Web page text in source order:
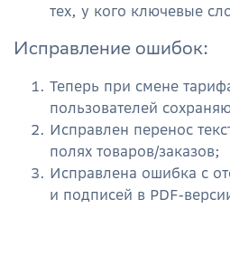
тех, у кого ключевые
Исправление ошибок:
Теперь при смене
пользователей
Исправлен перенос
полях товаров/заказов;
Исправлена ошибка с
и подписей в PDF-